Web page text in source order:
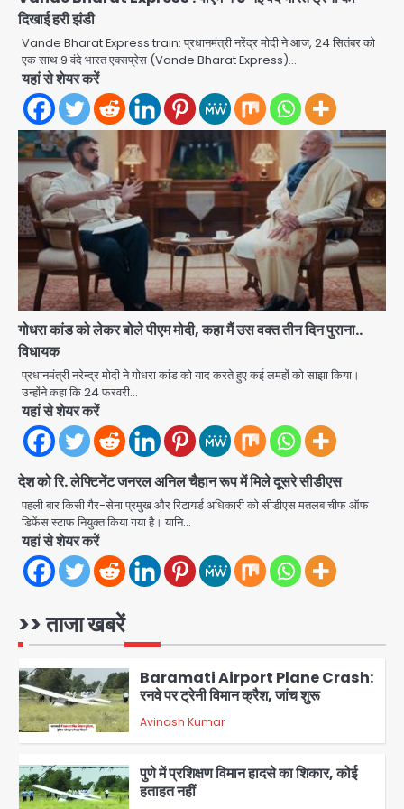
दिखाई हरी झंडी
Vande Bharat Express train: प्रधानमंत्री नरेंद्र मोदी ने आज, 24 सितंबर को
एक साथ 9 वंदे भारत एक्सप्रेस (Vande Bharat Express)…
यहां से शेयर करें
गोधरा कांड को लेकर बोले पीएम मोदी, कहा मैं उस वक्त तीन दिन पुराना..
विधायक
प्रधानमंत्री नरेन्द्र मोदी ने गोधरा कांड को याद करते हुए कई लमहों को साझा किया।
उन्होंने कहा कि 24 फरवरी…
यहां से शेयर करें
देश को रि. लेफ्टिनेंट जनरल अनिल चैहान रूप में मिले दूसरे सीडीएस
पहली बार किसी गैर-सेना प्रमुख और रिटायर्ड अधिकारी को सीडीएस मतलब चीफ ऑफ
डिफेंस स्टाफ नियुक्त किया गया है। यानि…
यहां से शेयर करें
>> ताजा खबरें
2
Baramati Airport Plane Crash:
रनवे पर ट्रेनी विमान क्रैश, जांच शुरू
Avinash Kumar
3
पुणे में प्रशिक्षण विमान हादसे का शिकार, कोई
हताहत नहीं
Team JHJ
4
Greater Noida Gas
कॉल पर 9.77 लाख की साइबर फ्रॉड
Avinash Kumar
5
Taylor Swift: ट्रंप कैंपेन-व्हाइट हाउस
पोस्ट से हटाए गए गाने, जानें पूरा विवाद
Avinash Kumar
1
Air India Phuket Delhi flight:
2
Baramati Airport Plane Crash:
रनवे पर ट्रेनी विमान क्रैश, जांच शुरू
Avinash Kumar
पुणे में प्रशिक्षण विमान हादसे का शिकार, कोई
हताहत नहीं